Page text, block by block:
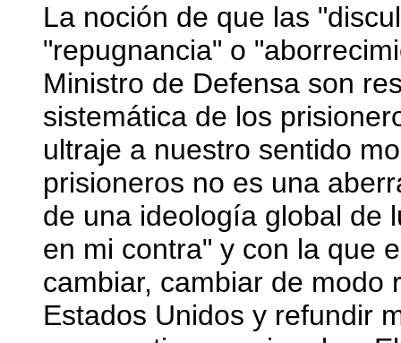
La noción de que las
"repugnancia" o
Ministro de Defensa son
sistemática de los
ultraje a nuestro sentido
prisioneros no es una
de una ideología global de
en mi contra" y con la que
cambiar, cambiar de modo
Estados Unidos y refundir